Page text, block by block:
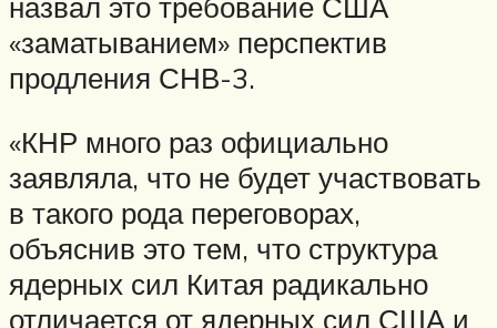
«заматыванием» перспектив
продления СНВ-3.
«КНР много раз официально
заявляла, что не будет участвовать
в такого рода переговорах,
объяснив это тем, что структура
ядерных сил Китая радикально
отличается от ядерных сил США и